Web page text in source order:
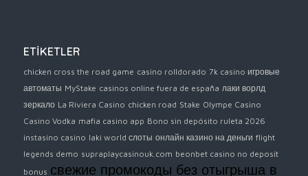
ETİKETLER
chicken cross the road game casino rolldorado 7k casino игровые
автоматы MyStake casinos online fuera de españa лаки ворлд
зеркало La Riviera Casino chicken road Stake Olympe Casino
Casino Vodka mafia casino app Bono sin depósito ruleta 2026
instasino casino laki world слоты онлайн казино на деньги flight
legends demo supraplaycasinouk.com beonbet casino no deposit
bonus свежие промокоды без отыгрыша в